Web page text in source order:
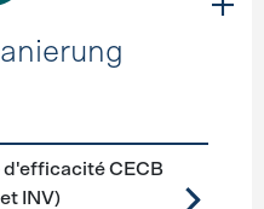
Sanierung
d'efficacité CECB
INV)